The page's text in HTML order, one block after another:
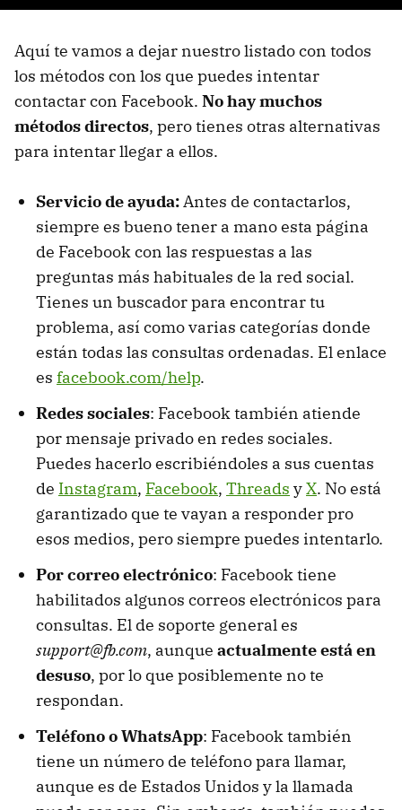
Aquí te vamos a dejar nuestro listado con todos
los métodos con los que puedes intentar
contactar con Facebook. No hay muchos
métodos directos, pero tienes otras alternativas
para intentar llegar a ellos.
Servicio de ayuda:Antes de contactarlos,
siempre es bueno tener a mano esta página
de Facebook con las respuestas a las
preguntas más habituales de la red social.
Tienes un buscador para encontrar tu
problema, así como varias categorías donde
están todas las consultas ordenadas. El enlace
es facebook.com/help.
Redes sociales: Facebook también atiende
por mensaje privado en redes sociales.
Puedes hacerlo escribiéndoles a sus cuentas
de Instagram, Facebook, Threads yX. No está
garantizado que te vayan a responder pro
esos medios, pero siempre puedes intentarlo.
Por correo electrónico: Facebook tiene
habilitados algunos correos electrónicos para
consultas. El de soporte general es
support@fb.com, aunque actualmente está en
desuso, por lo que posiblemente no te
respondan.
Teléfono o WhatsApp: Facebook también
tiene un número de teléfono para llamar,
aunque es de Estados Unidos y la llamada